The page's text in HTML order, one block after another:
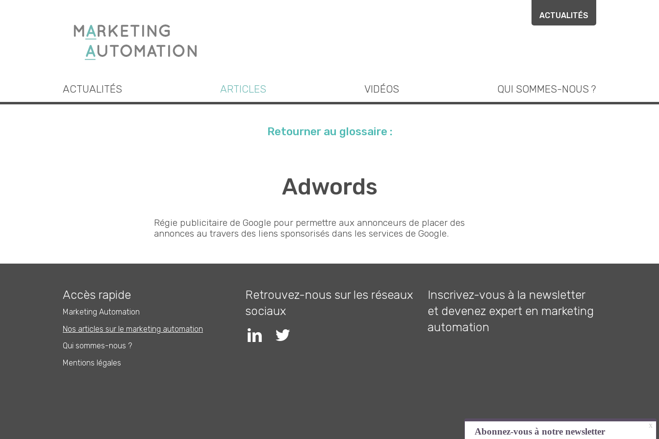
ACTUALITÉS
ACTUALITÉS ARTICLES VIDÉOS QUI SOMMES-NOUS ?
Retourner au glossaire :
Adwords
Régie publicitaire de Google pour permettre aux annonceurs de placer des
annonces au travers des liens sponsorisés dans les services de Google.
Accès rapide
Marketing Automation
Nos articles sur le marketing automation
Qui sommes-nous ?
Mentions légales
Retrouvez-nous sur les réseaux
sociaux
Inscrivez-vous à la newsletter
et devenez expert en marketing
automation